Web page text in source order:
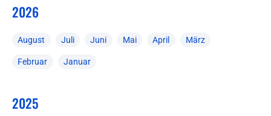
2026
August Juli Juni Mai April März
Februar Januar
2025